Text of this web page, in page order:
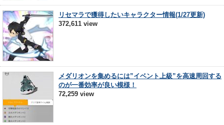
リセマラで獲得したいキャラクター情報(1/27更新)
372,611 view
メダリオンを集めるには”イベント上級”を高速周回する
のが一番効率が良い模様！
72,259 view